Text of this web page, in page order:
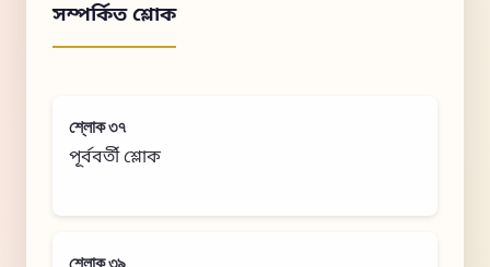
সম্পর্কিত শ্লোক
শ্লোক ৩৭
পূর্ববর্তী শ্লোক
শ্লোক ৩৯